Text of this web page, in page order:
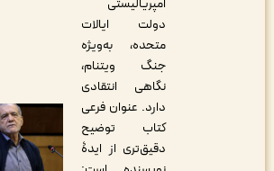
دولت ایالات
متحده، به‌ویژه
جنگ ویتنام،
نگاهی انتقادی
دارد. عنوان فرعی
کتاب توضیح
دقیق‌تری از ایدۀ